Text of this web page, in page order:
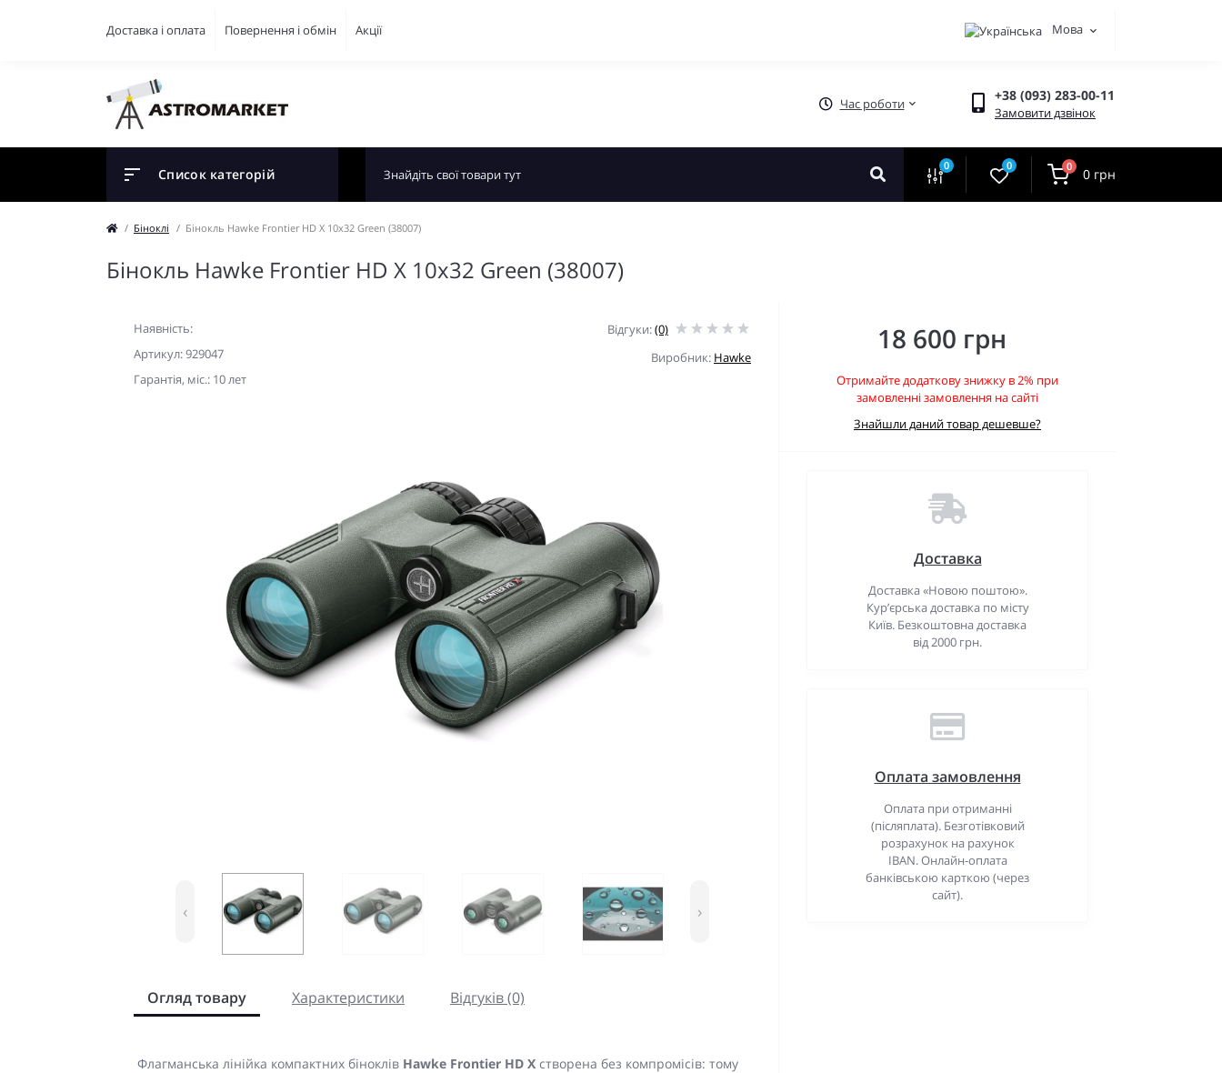
Доставка і оплата Повернення і обмін Акції Мова
Час роботи +38 (093) 283-00-11
Замовити дзвінок
Список категорій 0 0 0 0 грн
Біноклі Бінокль Hawke Frontier HD X 10x32 Green (38007)
Бінокль Hawke Frontier HD X 10x32 Green (38007)
Наявність:
Артикул: 929047
Гарантiя, мic.: 10 лет
Відгуки:(0)
Виробник: Hawke
‹ ›
Огляд товару Характеристики Відгуків (0)
Флагманська лінійка компактних біноклів Hawke Frontier HD X створена без компромісів: тому
18 600 грн
Отримайте додаткову знижку в 2% при
замовленні замовлення на сайті
Знайшли даний товар дешевше?
Доставка
Доставка «Новою поштою».
Кур’єрська доставка по місту
Київ. Безкоштовна доставка
від 2000 грн.
Оплата замовлення
Оплата при отриманні
(післяплата). Безготівковий
розрахунок на рахунок
IBAN. Онлайн-оплата
банківською карткою (через
сайт).